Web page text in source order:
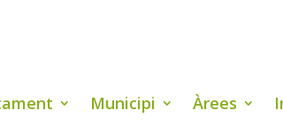
Municipi Àrees